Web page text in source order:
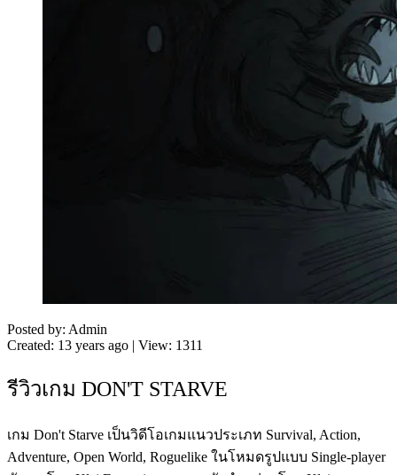
Posted by: Admin
Created: 13 years ago | View: 1311
รีวิวเกม DON'T STARVE
เกม Don't Starve เป็นวิดีโอเกมแนวประเภท Survival, Action,
Adventure, Open World, Roguelike ในโหมดรูปแบบ Single-player